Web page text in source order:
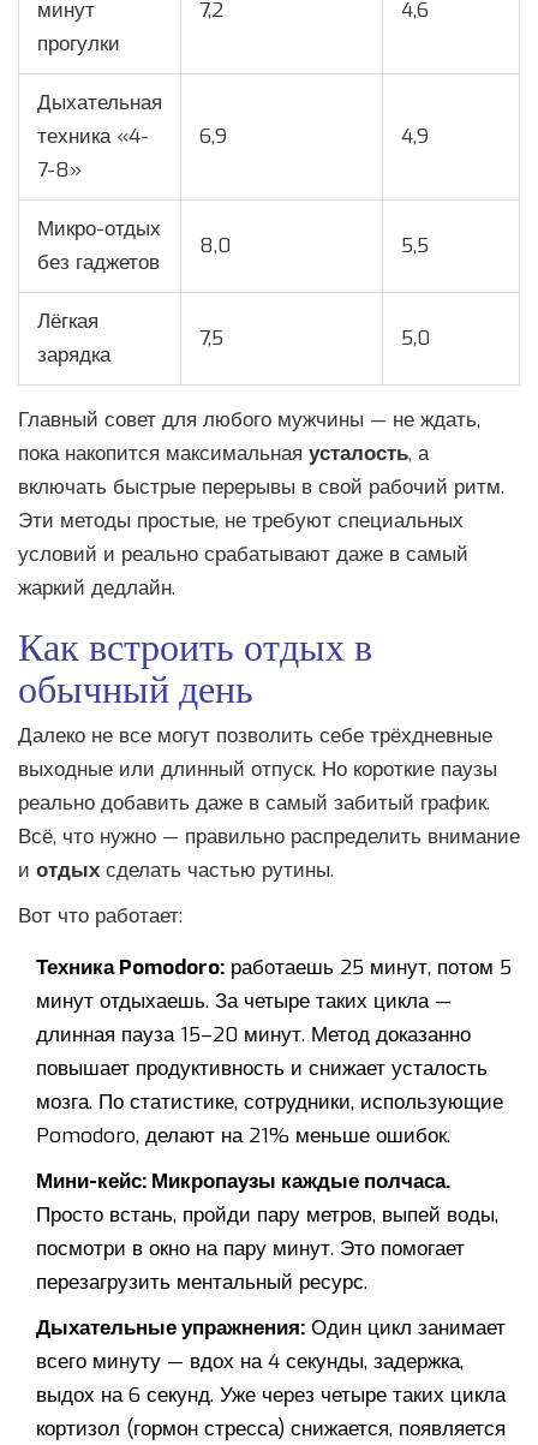
минут
прогулки
7,2 4,6
Дыхательная
техника «4-
7-8»
6,9 4,9
Микро-отдых
без гаджетов
8,0 5,5
Лёгкая
зарядка
7,5 5,0
Главный совет для любого мужчины — не ждать,
пока накопится максимальная усталость, а
включать быстрые перерывы в свой рабочий ритм.
Эти методы простые, не требуют специальных
условий и реально срабатывают даже в самый
жаркий дедлайн.
Как встроить отдых в
обычный день
Далеко не все могут позволить себе трёхдневные
выходные или длинный отпуск. Но короткие паузы
реально добавить даже в самый забитый график.
Всё, что нужно — правильно распределить внимание
и отдых сделать частью рутины.
Вот что работает:
Техника Pomodoro: работаешь 25 минут, потом 5
минут отдыхаешь. За четыре таких цикла —
длинная пауза 15–20 минут. Метод доказанно
повышает продуктивность и снижает усталость
мозга. По статистике, сотрудники, использующие
Pomodoro, делают на 21% меньше ошибок.
Мини-кейс: Микропаузы каждые полчаса.
Просто встань, пройди пару метров, выпей воды,
посмотри в окно на пару минут. Это помогает
перезагрузить ментальный ресурс.
Дыхательные упражнения: Один цикл занимает
всего минуту — вдох на 4 секунды, задержка,
выдох на 6 секунд. Уже через четыре таких цикла
кортизол (гормон стресса) снижается, появляется